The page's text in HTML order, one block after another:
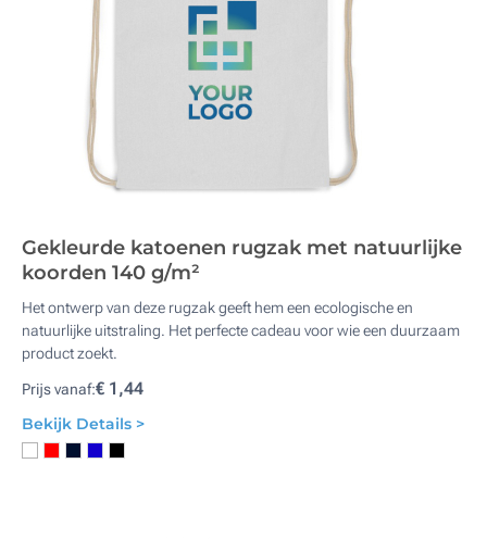
Gekleurde katoenen rugzak met natuurlijke
koorden 140 g/m²
Het ontwerp van deze rugzak geeft hem een ecologische en
natuurlijke uitstraling. Het perfecte cadeau voor wie een duurzaam
product zoekt.
Prijs vanaf:€ 1,44
Bekijk Details >